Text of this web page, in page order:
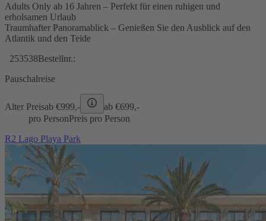
Adults Only ab 16 Jahren – Perfekt für einen ruhigen und
erholsamen Urlaub
Traumhafter Panoramablick – Genießen Sie den Ausblick auf den
Atlantik und den Teide
253538Bestellnr.:
Pauschalreise
Alter Preisab €999,- ab €699,-
pro PersonPreis pro Person
R2 Lago Playa Park